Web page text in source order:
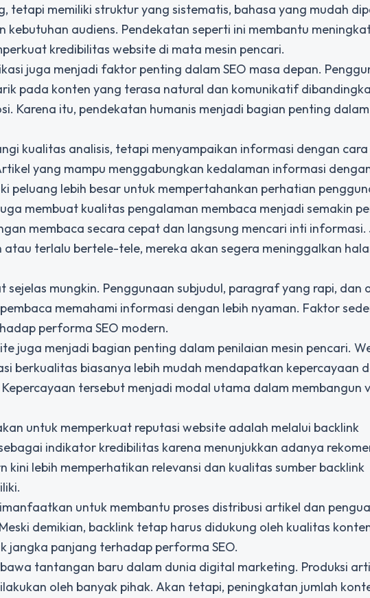
tetapi memiliki struktur yang sistematis, bahasa yang mudah
kebutuhan audiens. Pendekatan seperti ini membantu
kredibilitas website di mata mesin pencari.
juga menjadi faktor penting dalam SEO masa depan.
pada konten yang terasa natural dan komunikatif
Karena itu, pendekatan humanis menjadi bagian penting
kualitas analisis, tetapi menyampaikan informasi dengan
yang mampu menggabungkan kedalaman informasi
peluang lebih besar untuk mempertahankan perhatian
membuat kualitas pengalaman membaca menjadi semakin
membaca secara cepat dan langsung mencari inti informasi.
terlalu bertele-tele, mereka akan segera meninggalkan
mungkin. Penggunaan subjudul, paragraf yang rapi, dan
memahami informasi dengan lebih nyaman. Faktor
performa SEO modern.
juga menjadi bagian penting dalam penilaian mesin pencari.
berkualitas biasanya lebih mudah mendapatkan kepercayaan
tersebut menjadi modal utama dalam membangun
untuk memperkuat reputasi website adalah melalui backlink
indikator kredibilitas karena menunjukkan adanya
kini lebih memperhatikan relevansi dan kualitas sumber backlink
untuk membantu proses distribusi artikel dan
demikian, backlink tetap harus didukung oleh kualitas
jangka panjang terhadap performa SEO.
tantangan baru dalam dunia digital marketing. Produksi
oleh banyak pihak. Akan tetapi, peningkatan jumlah